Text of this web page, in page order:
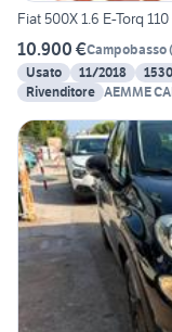
Fiat 500X 1.6 E-Torq
10.900 €Campobasso(
Usato
11/2018
Rivenditore AEMME